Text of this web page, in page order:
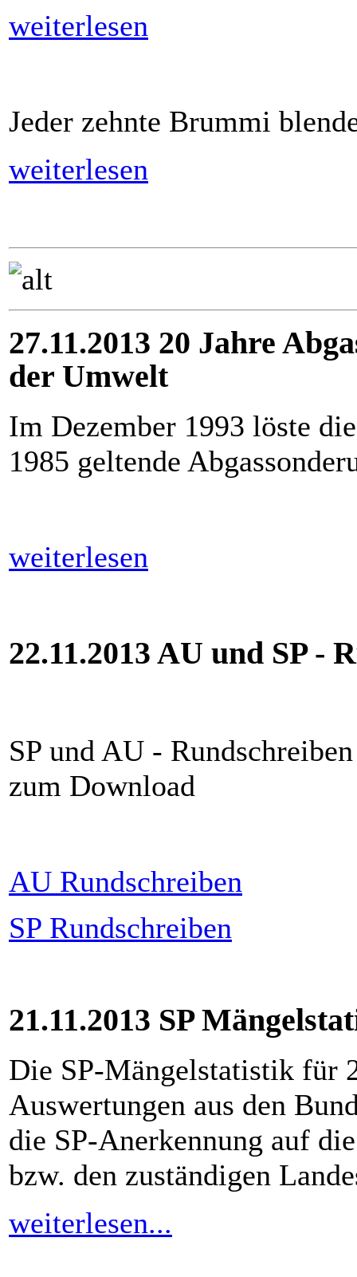
weiterlesen
Jeder zehnte Brummi
weiterlesen
27.11.2013 20 Jahre
der Umwelt
Im Dezember 1993 löste
1985 geltende
weiterlesen
22.11.2013 AU und SP -
SP und AU -
zum Download
AU Rundschreiben
SP Rundschreiben
21.11.2013 SP
Die SP-Mängelstatistik für
Auswertungen aus den
die SP-Anerkennung auf
bzw. den zuständigen
weiterlesen...